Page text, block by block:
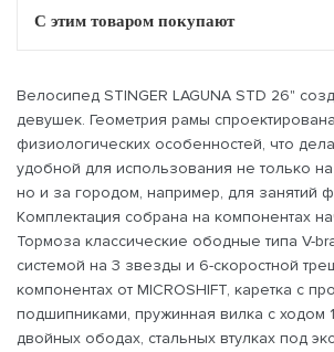
С этим товаром покупают
Велосипед STINGER LAGUNA STD 26"
девушек. Геометрия рамы
физиологических особенностей, что
удобной для использования не только на
но и за городом, например, для занятий
Комплектация собрана на компонентах
Тормоза классические ободные типа V-
системой на 3 звезды и 6-скоростной
компонентах от MICROSHIFT, каретка с
подшипниками, пружинная вилка с ходом
двойных ободах, стальных втулках под